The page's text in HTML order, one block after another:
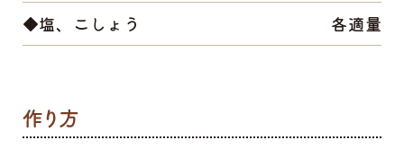
◆塩、こしょう
各適量